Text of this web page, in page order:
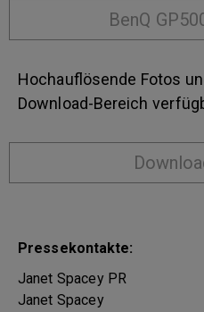
BenQ
Hochauflösende Fotos
Download-Bereich
Pressekontakte:
Janet Spacey PR
Janet Spacey